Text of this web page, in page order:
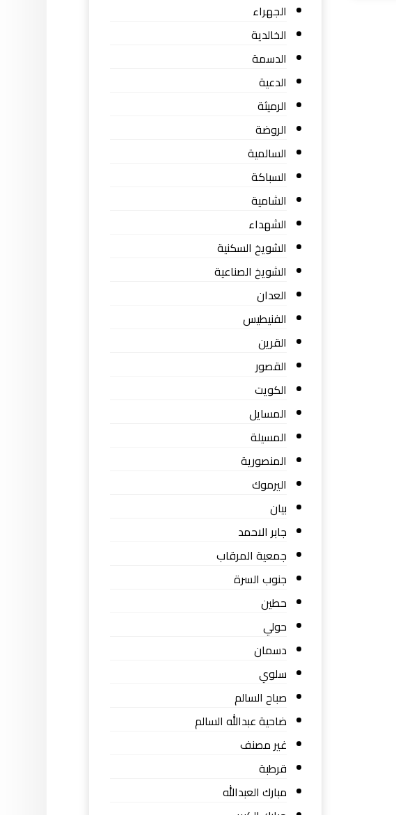
الجهراء
الخالدية
الدسمة
الدعية
الرميثة
الروضة
السالمية
السباكة
الشامية
الشهداء
الشويخ السكنية
الشويخ الصناعية
العدان
الفنيطيس
القرين
القصور
الكويت
المسايل
المسيلة
المنصورية
اليرموك
بيان
جابر الاحمد
جمعية المرقاب
جنوب السرة
حطين
حولي
دسمان
سلوي
صباح السالم
ضاحية عبدالله السالم
غير مصنف
قرطبة
مبارك العبدالله